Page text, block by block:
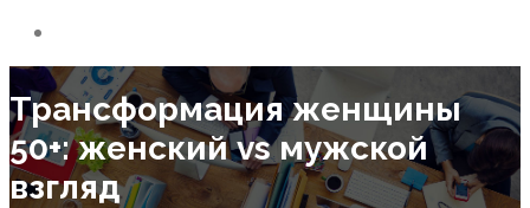
Трансформация женщины
50+: женский vs мужской
взгляд